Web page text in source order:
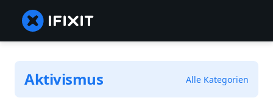
Aktivismus Alle Kategorien